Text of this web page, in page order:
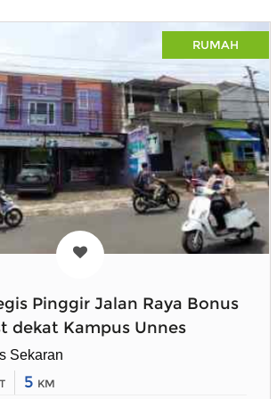
RUMAH
Pinggir Jalan Raya Bonus
dekat Kampus Unnes
Sekaran
5 KM